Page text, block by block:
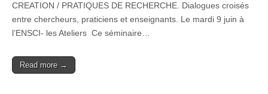
CREATION / PRATIQUES DE RECHERCHE. Dialogues croisés
entre chercheurs, praticiens et enseignants. Le mardi 9 juin à
l’ENSCI- les Ateliers Ce séminaire…
Read more →